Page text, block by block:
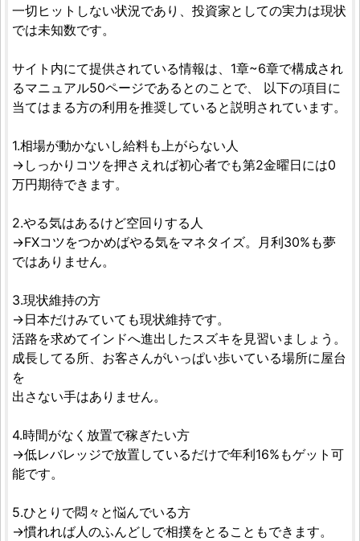
一切ヒットしない状況であり、投資家としての実力は現状
では未知数です。
サイト内にて提供されている情報は、1章~6章で構成され
るマニュアル50ページであるとのことで、 以下の項目に
当てはまる方の利用を推奨していると説明されています。
1.相場が動かないし給料も上がらない人
→しっかりコツを押さえれば初心者でも第2金曜日には0
万円期待できます。
2.やる気はあるけど空回りする人
→FXコツをつかめばやる気をマネタイズ。月利30%も夢
ではありません。
3.現状維持の方
→日本だけみていても現状維持です。
活路を求めてインドへ進出したスズキを見習いましょう。
成長してる所、お客さんがいっぱい歩いている場所に屋台
を
出さない手はありません。
4.時間がなく放置で稼ぎたい方
→低レバレッジで放置しているだけで年利16%もゲット可
能です。
5.ひとりで悶々と悩んでいる方
→慣れれば人のふんどしで相撲をとることもできます。